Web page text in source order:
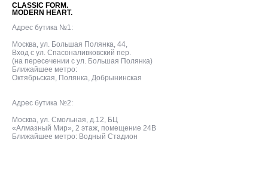
CLASSIC FORM.
MODERN HEART.
Адрес бутика №1:
Москва, ул. Большая Полянка, 44,
Вход с ул. Спасоналивковский пер.
(на пересечении с ул. Большая Полянка)
Ближайшее метро:
Октябрьская, Полянка, Добрынинская
Адрес бутика №2:
Москва, ул. Смольная, д.12, БЦ
«Алмазный Мир», 2 этаж, помещение 24В
Ближайшее метро: Водный Стадион